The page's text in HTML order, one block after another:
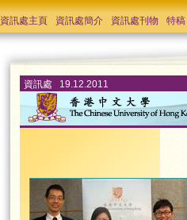
資訊處主頁 資訊處簡介 資訊處刊物 特稿
資訊處 19.12.2011